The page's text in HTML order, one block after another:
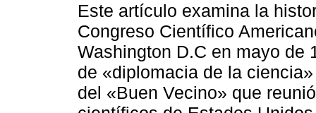
Este artículo examina la
Congreso Científico
Washington D.C en mayo de
de «diplomacia de la
del «Buen Vecino» que